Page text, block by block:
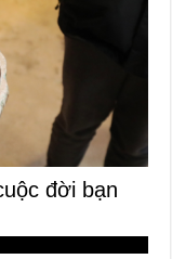
đời bạn